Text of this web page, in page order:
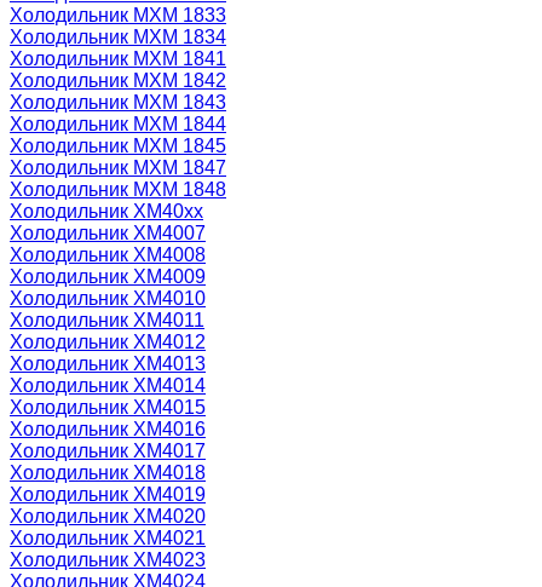
Холодильник МХМ 1833
Холодильник МХМ 1834
Холодильник МХМ 1841
Холодильник МХМ 1842
Холодильник МХМ 1843
Холодильник МХМ 1844
Холодильник МХМ 1845
Холодильник МХМ 1847
Холодильник МХМ 1848
Холодильник ХМ40xx
Холодильник ХМ4007
Холодильник ХМ4008
Холодильник ХМ4009
Холодильник ХМ4010
Холодильник ХМ4011
Холодильник ХМ4012
Холодильник ХМ4013
Холодильник ХМ4014
Холодильник ХМ4015
Холодильник ХМ4016
Холодильник ХМ4017
Холодильник ХМ4018
Холодильник ХМ4019
Холодильник ХМ4020
Холодильник ХМ4021
Холодильник ХМ4023
Холодильник ХМ4024